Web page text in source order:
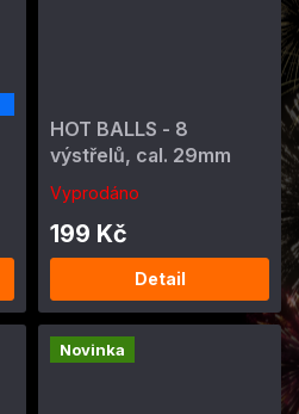
HOT BALLS - 8
výstřelů, cal. 29mm
Vyprodáno
199 Kč
Detail
Novinka